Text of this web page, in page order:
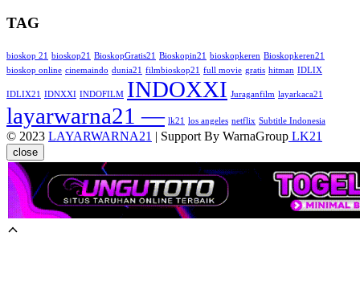
TAG
bioskop 21 bioskop21 BioskopGratis21 Bioskopin21 bioskopkeren Bioskopkeren21
bioskop online cinemaindo dunia21 filmbioskop21 full movie gratis hitman IDLIX
IDLIX21 IDNXXI INDOFILM INDOXXI Juraganfilm layarkaca21
layarwarna21 — lk21 los angeles netflix Subtitle Indonesia
© 2023 LAYARWARNA21 | Support By WarnaGroup LK21
close